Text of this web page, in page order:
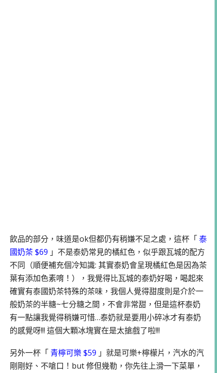
飲品的部分，味道是ok但都仍有稍嫌不足之處，這杯「泰
國奶茶 $69 」不是泰奶常見的橘紅色，似乎跟瓦城的配方
不同（順便補充個冷知識: 其實泰奶會呈現橘紅色是因為茶
葉有添加色素唷！），我覺得比瓦城的泰奶好喝，喝起來
確實有泰國奶茶特殊的茶味，我個人覺得甜度則是介於一
般奶茶的半糖~七分糖之間，不會非常甜，但是這杯泰奶
有一點讓我覺得稍嫌可惜…泰奶就是要用小碎冰才有泰奶
的感覺呀!!! 這個大顆冰塊實在是太搶戲了啦!!!
另外一杯「 青檸可樂 $59 」就是可樂+檸檬片，汽水的汽
剛剛好、不嗆口！but 修但幾勒，你先往上滑一下菜單，